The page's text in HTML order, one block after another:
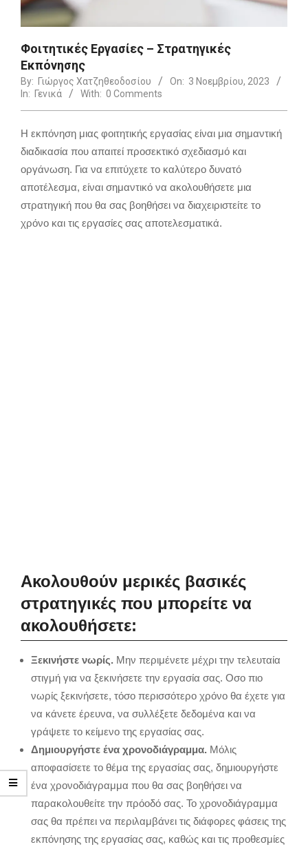
Φοιτητικές Εργασίες – Στρατηγικές
Εκπόνησης
By: Γιώργος Χατζηθεοδοσίου On: 3 Νοεμβρίου, 2023
In: Γενικά With: 0 Comments
Η εκπόνηση μιας φοιτητικής εργασίας είναι μια σημαντική
διαδικασία που απαιτεί προσεκτικό σχεδιασμό και
οργάνωση. Για να επιτύχετε το καλύτερο δυνατό
αποτέλεσμα, είναι σημαντικό να ακολουθήσετε μια
στρατηγική που θα σας βοηθήσει να διαχειριστείτε το
χρόνο και τις εργασίες σας αποτελεσματικά.
Ακολουθούν μερικές βασικές
στρατηγικές που μπορείτε να
ακολουθήσετε:
Ξεκινήστε νωρίς. Μην περιμένετε μέχρι την τελευταία
στιγμή για να ξεκινήσετε την εργασία σας. Οσο πιο
νωρίς ξεκινήσετε, τόσο περισσότερο χρόνο θα έχετε για
να κάνετε έρευνα, να συλλέξετε δεδομένα και να
γράψετε το κείμενο της εργασίας σας.
Δημιουργήστε ένα χρονοδιάγραμμα. Μόλις
αποφασίσετε το θέμα της εργασίας σας, δημιουργήστε
ένα χρονοδιάγραμμα που θα σας βοηθήσει να
παρακολουθείτε την πρόοδό σας. Το χρονοδιάγραμμα
σας θα πρέπει να περιλαμβάνει τις διάφορες φάσεις της
εκπόνησης της εργασίας σας, καθώς και τις προθεσμίες